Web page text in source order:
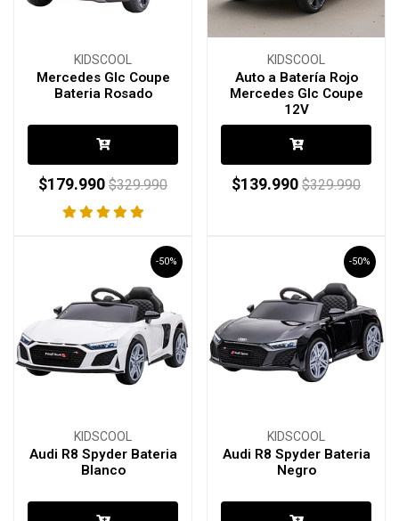
KIDSCOOL
Mercedes Glc Coupe
Bateria Rosado
$179.990 $329.990
KIDSCOOL
Auto a Batería Rojo
Mercedes Glc Coupe
12V
$139.990 $329.990
-50%
KIDSCOOL
Audi R8 Spyder Bateria
Blanco
-50%
KIDSCOOL
Audi R8 Spyder Bateria
Negro